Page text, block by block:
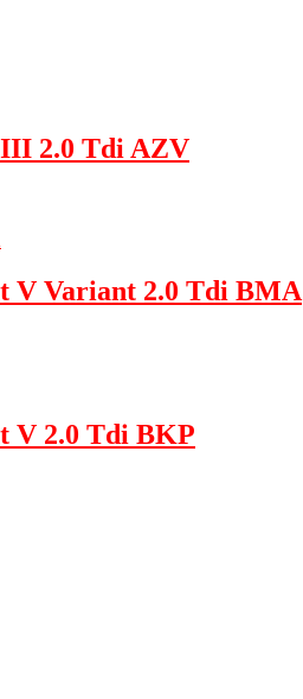
2.0 Tdi AZV
V Variant 2.0 Tdi BMA
V 2.0 Tdi BKP